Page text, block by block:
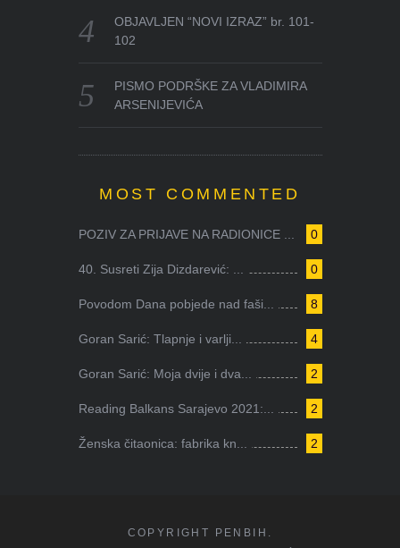
OBJAVLJEN “NOVI IZRAZ” br. 101-
102
PISMO PODRŠKE ZA VLADIMIRA
ARSENIJEVIĆA
MOST COMMENTED
0
POZIV ZA PRIJAVE NA RADIONICE ...
0
40. Susreti Zija Dizdarević: ...
8
Povodom Dana pobjede nad faši...
4
Goran Sarić: Tlapnje i varlji...
2
Goran Sarić: Moja dvije i dva...
2
Reading Balkans Sarajevo 2021:...
2
Ženska čitaonica: fabrika kn...
COPYRIGHT PENBIH.